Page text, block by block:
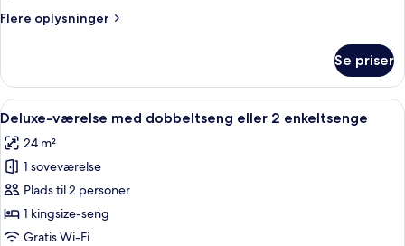
eller
Flere oplysninger
Flere
værelse
med
dobbeltseng
2
enkeltsenge
Se priser
Indlæs
alle
billeder
af
Deluxe-
værelse
med
Et hotelværelse med en stor seng,
5
Deluxe-værelse med dobbeltseng eller 2 enkeltsenge
24 m²
1 soveværelse
Plads til 2 personer
1 kingsize-seng
Gratis Wi-Fi